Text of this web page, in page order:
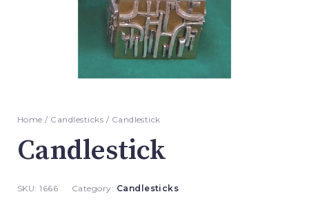
Home / Candlesticks / Candlestick
Candlestick
SKU:1666 Category: Candlesticks